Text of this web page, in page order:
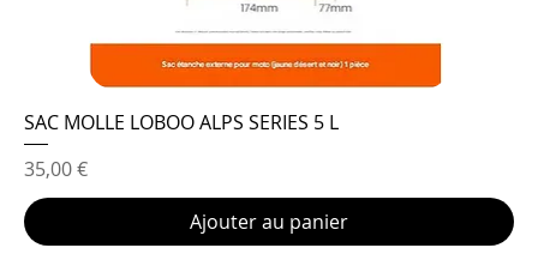
SAC MOLLE LOBOO ALPS SERIES 5 L
Prix
35,00 €
Ajouter au panier